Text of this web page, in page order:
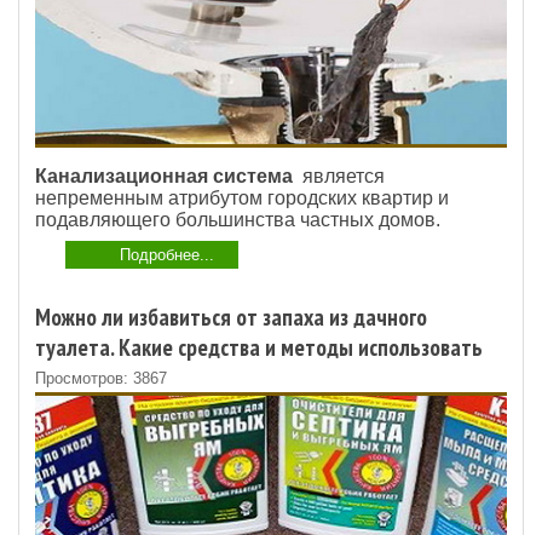
Канализационная системаявляется
непременным атрибутом городских квартир и
подавляющего большинства частных домов.
Подробнее...
Можно ли избавиться от запаха из дачного
туалета. Какие средства и методы использовать
Просмотров: 3867